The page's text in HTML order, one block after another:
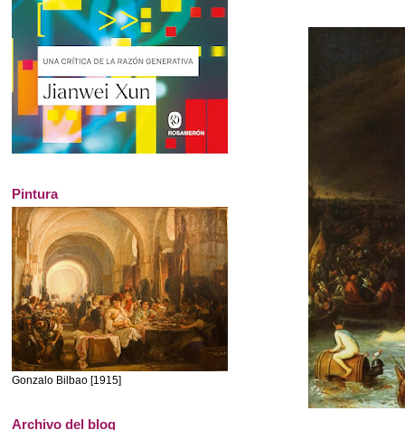
Pintura
Gonzalo Bilbao [1915]
Archivo del blog